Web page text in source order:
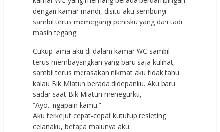
dengan kamar mandi, disitu aku sembunyi
sambil terus memegangi penisku yang dari tadi
masih tegang.
Cukup lama aku di dalam kamar WC sambil
terus membayangkan yang baru saja kulihat,
sambil terus merasakan nikmat aku tidak tahu
kalau Bik Miatun berada didepanku. Aku baru
sadar saat Bik Miatun menegurku,
“Ayo.. ngapain kamu.”
Aku terkejut cepat-cepat kututup resleting
celanaku, betapa malunya aku.